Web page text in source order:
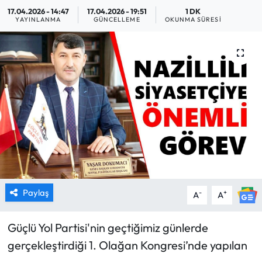
17.04.2026 - 14:47
YAYINLANMA
17.04.2026 - 19:51
GÜNCELLEME
1 DK
OKUNMA SÜRESI
Paylaş A- A+
Güçlü Yol Partisi'nin geçtiğimiz günlerde
gerçekleştirdiği 1. Olağan Kongresi’nde yapılan
SAĞLIK
SİYASET
SPOR
TARIM
TURİZM
YAŞAM
RESMİ İLANLAR
HABER İLAN